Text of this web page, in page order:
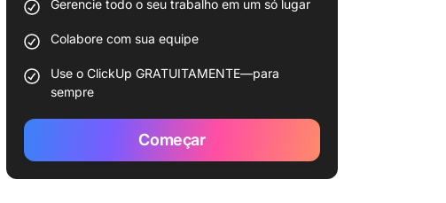
Gerencie todo o seu trabalho em um só lugar
Colabore com sua equipe
Use o ClickUp GRATUITAMENTE—para
sempre
Começar